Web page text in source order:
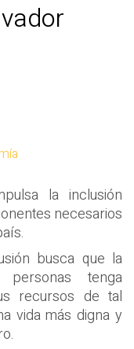
la inclusión
necesarios
busca que la
tenga
recursos de tal
vida más digna y